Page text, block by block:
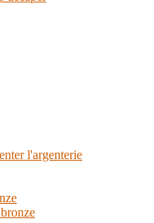
l'argenterie